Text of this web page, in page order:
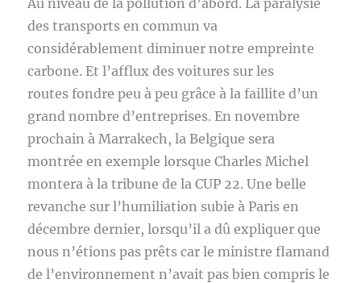
Au niveau de la pollution d’abord. La paralysie
des transports en commun va
considérablement diminuer notre empreinte
carbone. Et l’afflux des voitures sur les
routes fondre peu à peu grâce à la faillite d’un
grand nombre d’entreprises. En novembre
prochain à Marrakech, la Belgique sera
montrée en exemple lorsque Charles Michel
montera à la tribune de la CUP 22. Une belle
revanche sur l’humiliation subie à Paris en
décembre dernier, lorsqu’il a dû expliquer que
nous n’étions pas prêts car le ministre flamand
de l’environnement n’avait pas bien compris le